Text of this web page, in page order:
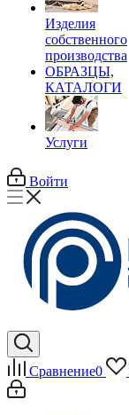
Изделия
собственного
производства
ОБРАЗЦЫ,
КАТАЛОГИ
Услуги
Войти
Сравнение0